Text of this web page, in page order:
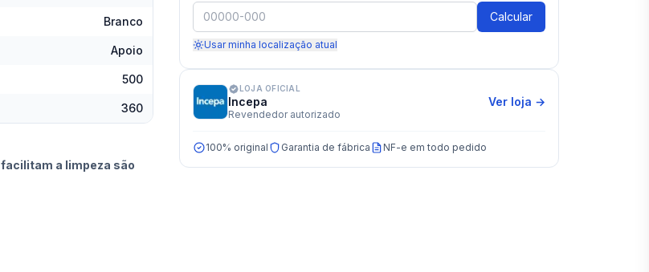
Branco
Apoio
500
360
a limpeza são
Calcular
Usar minha localização atual
LOJA OFICIAL
Incepa
Revendedor autorizado
Ver loja →
100% original Garantia de fábrica NF-e em todo pedido